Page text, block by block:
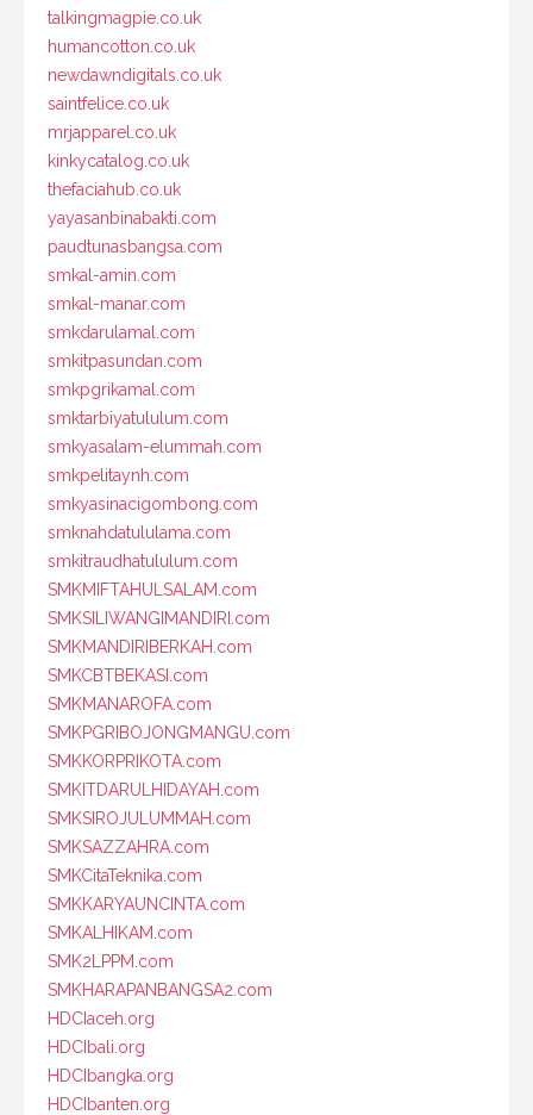
talkingmagpie.co.uk
humancotton.co.uk
newdawndigitals.co.uk
saintfelice.co.uk
mrjapparel.co.uk
kinkycatalog.co.uk
thefaciahub.co.uk
yayasanbinabakti.com
paudtunasbangsa.com
smkal-amin.com
smkal-manar.com
smkdarulamal.com
smkitpasundan.com
smkpgrikamal.com
smktarbiyatululum.com
smkyasalam-elummah.com
smkpelitaynh.com
smkyasinacigombong.com
smknahdatululama.com
smkitraudhatululum.com
SMKMIFTAHULSALAM.com
SMKSILIWANGIMANDIRI.com
SMKMANDIRIBERKAH.com
SMKCBTBEKASI.com
SMKMANAROFA.com
SMKPGRIBOJONGMANGU.com
SMKKORPRIKOTA.com
SMKITDARULHIDAYAH.com
SMKSIROJULUMMAH.com
SMKSAZZAHRA.com
SMKCitaTeknika.com
SMKKARYAUNCINTA.com
SMKALHIKAM.com
SMK2LPPM.com
SMKHARAPANBANGSA2.com
HDCIaceh.org
HDCIbali.org
HDCIbangka.org
HDCIbanten.org